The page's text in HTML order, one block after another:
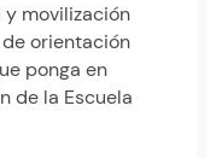
movilización
orientación
ponga en
de la Escuela